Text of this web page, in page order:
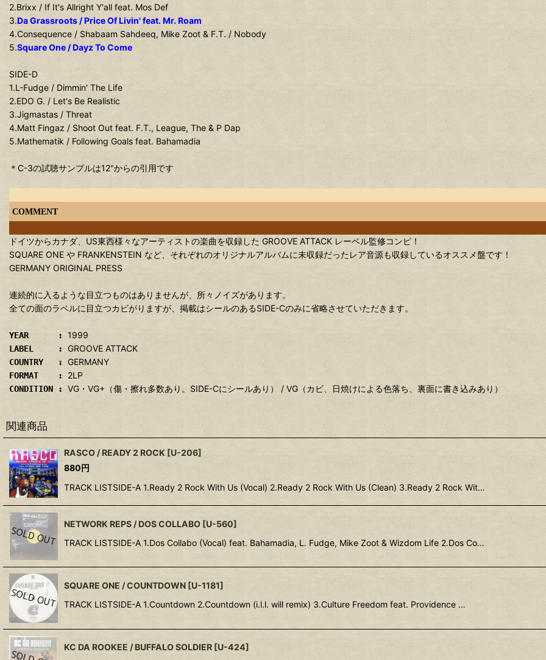
2.Brixx / If It's Allright Y'all feat. Mos Def
3.Da Grassroots / Price Of Livin' feat. Mr. Roam
4.Consequence / Shabaam Sahdeeq, Mike Zoot & F.T. / Nobody
5.Square One / Dayz To Come
SIDE-D
1.L-Fudge / Dimmin' The Life
2.EDO G. / Let's Be Realistic
3.Jigmastas / Threat
4.Matt Fingaz / Shoot Out feat. F.T., League, The & P Dap
5.Mathematik / Following Goals feat. Bahamadia
＊C-3の試聴サンプルは12"からの引用です
COMMENT
ドイツからカナダ、US東西様々なアーティストの楽曲を収録した GROOVE ATTACK レーベル監修コンピ！
SQUARE ONE や FRANKENSTEIN など、それぞれのオリジナルアルバムに未収録だったレア音源も収録しているオススメ盤です！
GERMANY ORIGINAL PRESS
連続的に入るような目立つものはありませんが、所々ノイズがあります。
全ての面のラベルに目立つカビがりますが、掲載はシールのあるSIDE-Cのみに省略させていただきます。
YEAR : 1999
LABEL : GROOVE ATTACK
COUNTRY : GERMANY
FORMAT : 2LP
CONDITION : VG・VG+（傷・擦れ多数あり。SIDE-Cにシールあり） / VG（カビ、日焼けによる色落ち、裏面に書き込みあり）
関連商品
RASCO / READY 2 ROCK [U-206]
880 円
TRACK LISTSIDE-A 1.Ready 2 Rock With Us (Vocal) 2.Ready 2 Rock With Us (Clean) 3.Ready 2 Rock Wit…
NETWORK REPS / DOS COLLABO [U-560]
TRACK LISTSIDE-A 1.Dos Collabo (Vocal) feat. Bahamadia, L. Fudge, Mike Zoot & Wizdom Life 2.Dos Co…
SQUARE ONE / COUNTDOWN [U-1181]
TRACK LISTSIDE-A 1.Countdown 2.Countdown (i.l.l. will remix) 3.Culture Freedom feat. Providence …
KC DA ROOKEE / BUFFALO SOLDIER [U-424]